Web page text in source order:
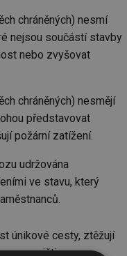
chráněných) nesmí
nejsou součástí stavby
nebo zvyšovat
chráněných) nesmějí
představovat
požární zatížení.
udržována
ve stavu, který
únikové cesty, ztěžují
pracovišti.